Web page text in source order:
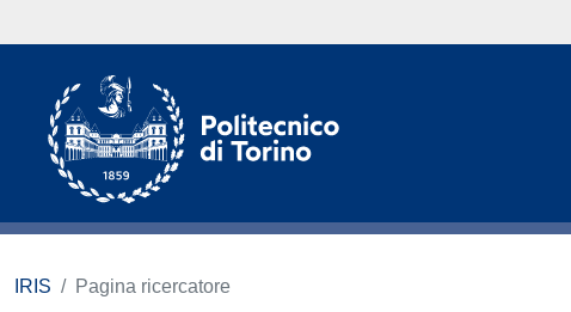
IRIS Pagina ricercatore